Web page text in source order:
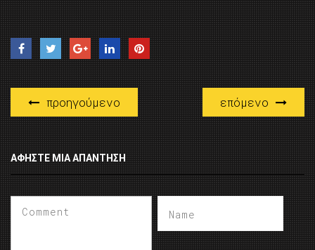
προηγούμενο επόμενο
ΑΦΉΣΤΕ ΜΙΑ ΑΠΆΝΤΗΣΗ